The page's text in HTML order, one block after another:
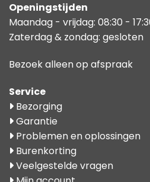
Openingstijden
Maandag - vrijdag: 08:30 -
Zaterdag & zondag: gesloten
Bezoek alleen op afspraak
Service
Bezorging
Garantie
Problemen en oplossingen
Burenkorting
Veelgestelde vragen